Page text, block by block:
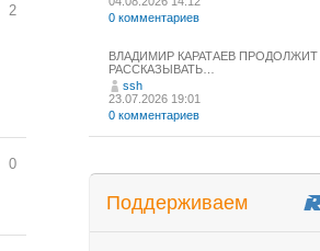
2
0
0 комментариев
ВЛАДИМИР КАРАТАЕВ ПРОДОЛЖИТ
РАССКАЗЫВАТЬ…
ssh
23.07.2026 19:01
0 комментариев
Поддерживаем